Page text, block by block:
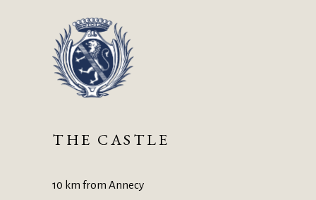
THE CASTLE
10 km from Annecy